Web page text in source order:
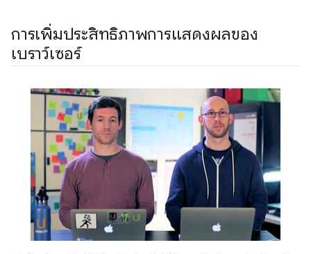
การเพิ่มประสิทธิภาพการแสดงผลของ
เบราว์เซอร์